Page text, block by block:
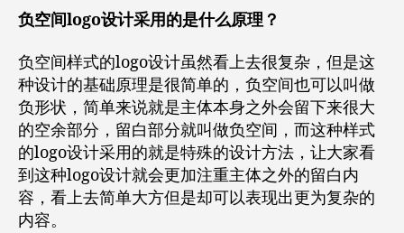
负空间logo设计采用的是什么原理？
负空间样式的logo设计虽然看上去很复杂，但是这
种设计的基础原理是很简单的，负空间也可以叫做
负形状，简单来说就是主体本身之外会留下来很大
的空余部分，留白部分就叫做负空间，而这种样式
的logo设计采用的就是特殊的设计方法，让大家看
到这种logo设计就会更加注重主体之外的留白内
容，看上去简单大方但是却可以表现出更为复杂的
内容。